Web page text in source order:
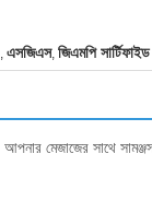
, এসজিএস, জিএমপি
মেজাজের সাথে